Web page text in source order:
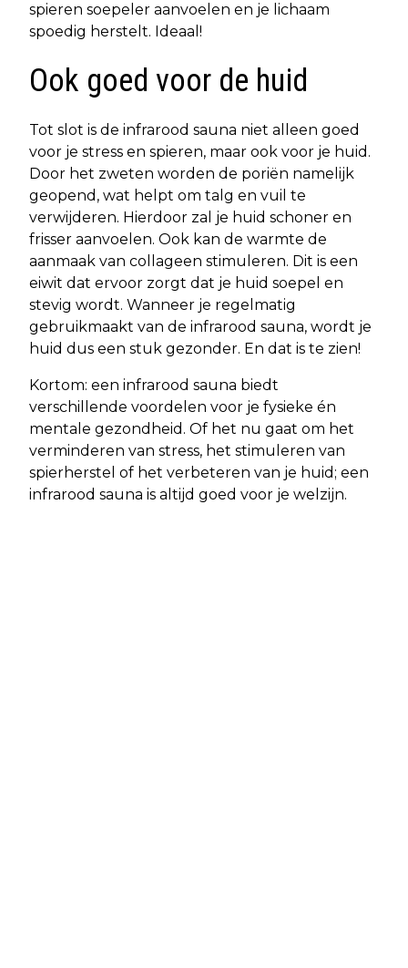
spieren soepeler aanvoelen en je lichaam
spoedig herstelt. Ideaal!
Ook goed voor de huid
Tot slot is de infrarood sauna niet alleen goed
voor je stress en spieren, maar ook voor je huid.
Door het zweten worden de poriën namelijk
geopend, wat helpt om talg en vuil te
verwijderen. Hierdoor zal je huid schoner en
frisser aanvoelen. Ook kan de warmte de
aanmaak van collageen stimuleren. Dit is een
eiwit dat ervoor zorgt dat je huid soepel en
stevig wordt. Wanneer je regelmatig
gebruikmaakt van de infrarood sauna, wordt je
huid dus een stuk gezonder. En dat is te zien!
Kortom: een infrarood sauna biedt
verschillende voordelen voor je fysieke én
mentale gezondheid. Of het nu gaat om het
verminderen van stress, het stimuleren van
spierherstel of het verbeteren van je huid; een
infrarood sauna is altijd goed voor je welzijn.